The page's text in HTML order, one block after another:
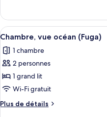
Chambre,
vue
océan
(Fuga)
le
type
de
Chambre,
vue
(Fuga)
Afficher
toutes
les
photos
pour
ce
type
de
5
Chambre, vue océan (Fuga)
1 chambre
2 personnes
1 grand lit
Wi-Fi gratuit
Plus de détails
Plus